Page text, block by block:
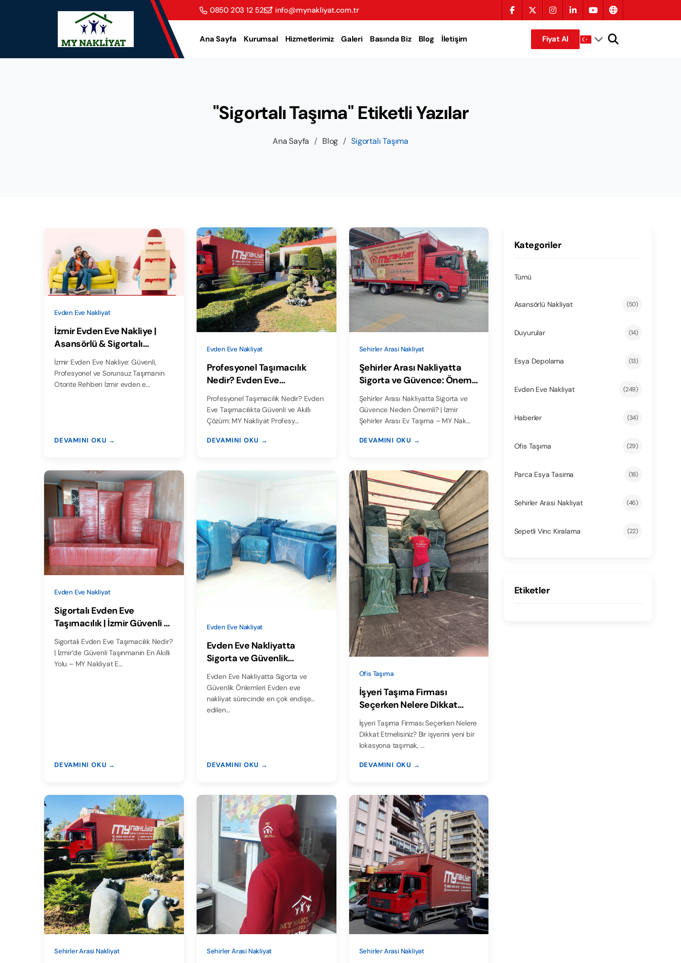
0850 203 12 52 info@mynakliyat.com.tr
Ana Sayfa Kurumsal Hizmetlerimiz Galeri Basında Biz Blog İletişim Fiyat Al
"Sigortalı Taşıma" Etiketli Yazılar
Ana Sayfa / Blog / Sigortalı Taşıma
Evden Eve Nakliyat
İzmir Evden Eve Nakliye |
Asansörlü & Sigortalı
Taşıma – MY Nakliyat
İzmir Evden Eve Nakliye: Güvenli,
Profesyonel ve Sorunsuz Taşımanın
Otorite Rehberi İzmir evden e…
DEVAMINI OKU →
Evden Eve Nakliyat
Profesyonel Taşımacılık
Nedir? Evden Eve
Taşımacılıkta Güvenli ve
Akıllı Çözüm – MY Nakliyat
Profesyonel Taşımacılık Nedir? Evden
Eve Taşımacılıkta Güvenli ve Akıllı
Çözüm: MY Nakliyat Profesy…
DEVAMINI OKU →
Sehirler Arasi Nakliyat
Şehirler Arası Nakliyatta
Sigorta ve Güvence: Önemi
ve Detayları
Şehirler Arası Nakliyatta Sigorta ve
Güvence Neden Önemli? | İzmir
Şehirler Arası Ev Taşıma – MY Nak…
DEVAMINI OKU →
Evden Eve Nakliyat
Sigortalı Evden Eve
Taşımacılık | İzmir Güvenli Ev
Taşıma MY Nakliyat
Sigortalı Evden Eve Taşımacılık Nedir?
| İzmir’de Güvenli Taşınmanın En Akıllı
Yolu – MY Nakliyat E…
DEVAMINI OKU →
Evden Eve Nakliyat
Evden Eve Nakliyatta
Sigorta ve Güvenlik
Evden Eve Nakliyatta Sigorta ve
Güvenlik Önlemleri Evden eve
nakliyat sürecinde en çok endişe
edilen…
DEVAMINI OKU →
Ofis Taşıma
İşyeri Taşıma Firması
Seçerken Nelere Dikkat
Etmelisiniz?
İşyeri Taşıma Firması Seçerken Nelere
Dikkat Etmelisiniz? Bir işyerini yeni bir
lokasyona taşımak, …
DEVAMINI OKU →
Sehirler Arasi Nakliyat Sehirler Arasi Nakliyat Sehirler Arasi Nakliyat
Kategoriler
Tümü
Asansörlü Nakliyat (50)
Duyurular (14)
Esya Depolama (13)
Evden Eve Nakliyat (249)
Haberler (34)
Ofis Taşıma (29)
Parca Esya Tasima (18)
Sehirler Arasi Nakliyat (46)
Sepetli Vinc Kiralama (22)
Etiketler